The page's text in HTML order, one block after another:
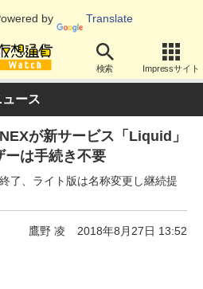
by Translate
検索 Impressサイト
ース
が新サービス「Liquid」
ーは手続き不要
了、ライト版は名称変更し継続提
鷹野 凌 2018年8月27日 13:52